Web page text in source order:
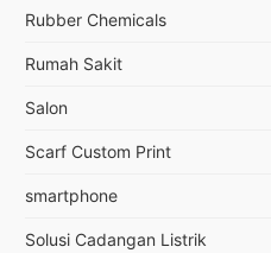
Rubber Chemicals
Rumah Sakit
Salon
Scarf Custom Print
smartphone
Solusi Cadangan Listrik